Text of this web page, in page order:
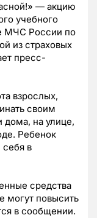
— акцию
учебного
МЧС России по
из страховых
пресс-
взрослых,
своим
на улице,
Ребенок
себя в
средства
могут повысить
в сообщении.